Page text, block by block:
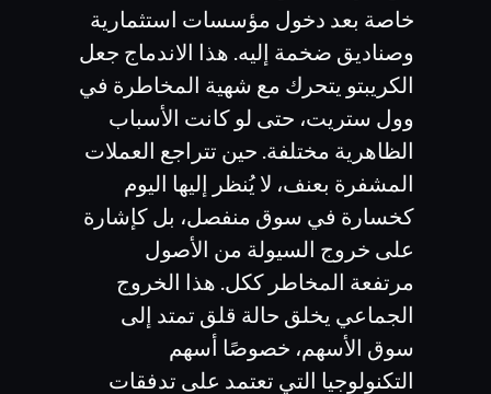
خاصة بعد دخول مؤسسات استثمارية
وصناديق ضخمة إليه. هذا الاندماج جعل
الكريبتو يتحرك مع شهية المخاطرة في
وول ستريت، حتى لو كانت الأسباب
الظاهرية مختلفة. حين تتراجع العملات
المشفرة بعنف، لا يُنظر إليها اليوم
كخسارة في سوق منفصل، بل كإشارة
على خروج السيولة من الأصول
مرتفعة المخاطر ككل. هذا الخروج
الجماعي يخلق حالة قلق تمتد إلى
سوق الأسهم، خصوصًا أسهم
التكنولوجيا التي تعتمد على تدفقات